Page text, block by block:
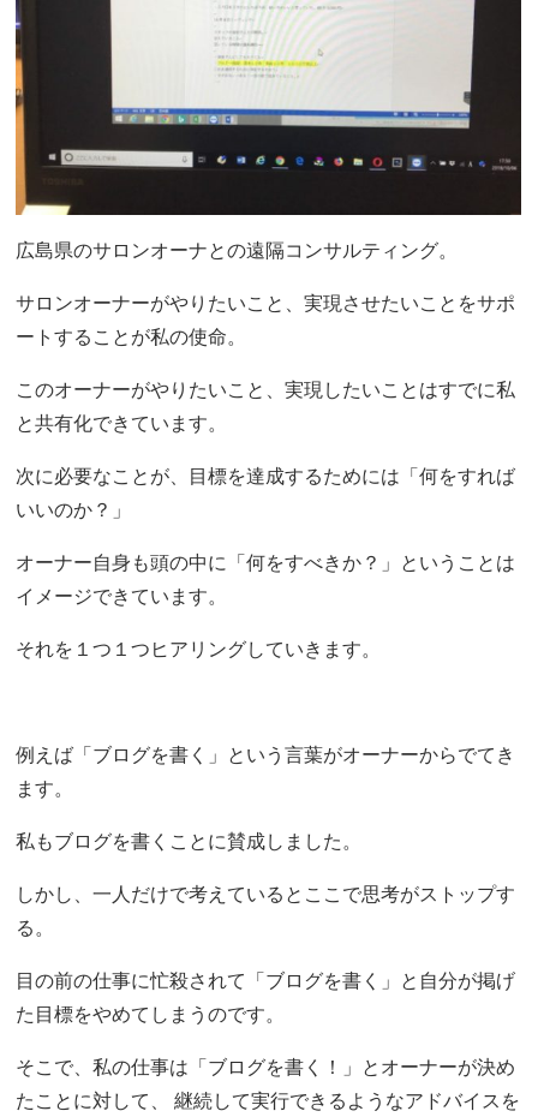
広島県のサロンオーナとの遠隔コンサルティング。
サロンオーナーがやりたいこと、実現させたいことをサポ
ートすることが私の使命。
このオーナーがやりたいこと、実現したいことはすでに私
と共有化できています。
次に必要なことが、目標を達成するためには「何をすれば
いいのか？」
オーナー自身も頭の中に「何をすべきか？」ということは
イメージできています。
それを１つ１つヒアリングしていきます。
例えば「ブログを書く」という言葉がオーナーからでてき
ます。
私もブログを書くことに賛成しました。
しかし、一人だけで考えているとここで思考がストップす
る。
目の前の仕事に忙殺されて「ブログを書く」と自分が掲げ
た目標をやめてしまうのです。
そこで、私の仕事は「ブログを書く！」とオーナーが決め
たことに対して、 継続して実行できるようなアドバイスを